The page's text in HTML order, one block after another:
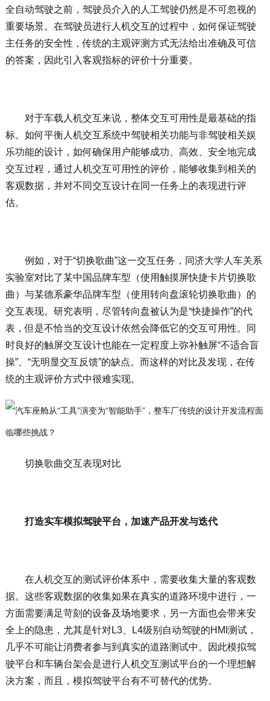
全自动驾驶之前，驾驶员介入的人工驾驶仍然是不可忽视的
重要场景。在驾驶员进行人机交互的过程中，如何保证驾驶
主任务的安全性，传统的主观评测方式无法给出准确及可信
的答案，因此引入客观指标的评价十分重要。
对于车载人机交互来说，整体交互可用性是最基础的指
标。如何平衡人机交互系统中驾驶相关功能与非驾驶相关娱
乐功能的设计，如何确保用户能够成功、高效、安全地完成
交互过程，通过人机交互可用性的评价，能够收集到相关的
客观数据，并对不同交互设计在同一任务上的表现进行评
估。
例如，对于“切换歌曲”这一交互任务，同济大学人车关系
实验室对比了某中国品牌车型（使用触摸屏快捷卡片切换歌
曲）与某德系豪华品牌车型（使用转向盘滚轮切换歌曲）的
交互表现。研究表明，尽管转向盘被认为是“快捷操作”的代
表，但是不恰当的交互设计依然会降低它的交互可用性。同
时良好的触屏交互设计也能在一定程度上弥补触屏“不适合盲
操”、“无明显交互反馈”的缺点。而这样的对比及发现，在传
统的主观评价方式中很难实现。
切换歌曲交互表现对比
打造实车模拟驾驶平台，加速产品开发与迭代
在人机交互的测试评价体系中，需要收集大量的客观数
据。这些客观数据的收集如果在真实的道路环境中进行，一
方面需要满足苛刻的设备及场地要求，另一方面也会带来安
全上的隐患，尤其是针对L3、L4级别自动驾驶的HMI测试，
几乎不可能让消费者参与到真实的道路测试中。因此模拟驾
驶平台和车辆台架会是进行人机交互测试平台的一个理想解
决方案，而且，模拟驾驶平台有不可替代的优势。